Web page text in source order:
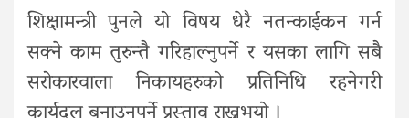
शिक्षामन्त्री पुनले यो विषय धेरै नतन्काईकन गर्न
सक्ने काम तुरुन्तै गरिहाल्नुपर्ने र यसका लागि सबै
सरोकारवाला निकायहरुको प्रतिनिधि रहनेगरी